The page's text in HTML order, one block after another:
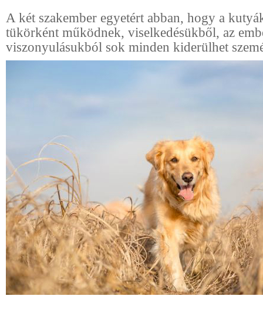
A két szakember egyetért abban, hogy a
tükörként működnek, viselkedésükből, az
viszonyulásukból sok minden kiderülhet